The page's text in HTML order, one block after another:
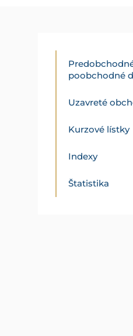
poobchodné
Uzavreté
Kurzové lístky
Indexy
Štatistika